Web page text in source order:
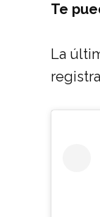
Te
La